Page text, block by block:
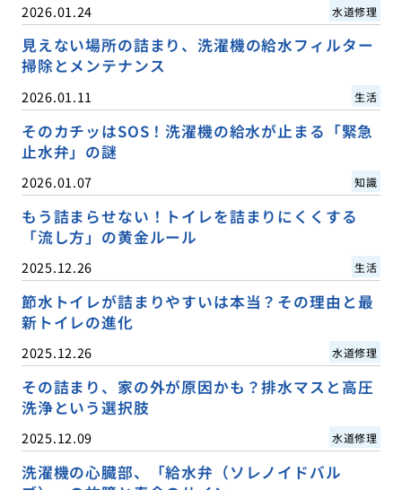
2026.01.24 水道修理
見えない場所の詰まり、洗濯機の給水フィルター
掃除とメンテナンス
2026.01.11 生活
そのカチッはSOS！洗濯機の給水が止まる「緊急
止水弁」の謎
2026.01.07 知識
もう詰まらせない！トイレを詰まりにくくする
「流し方」の黄金ルール
2025.12.26 生活
節水トイレが詰まりやすいは本当？その理由と最
新トイレの進化
2025.12.26 水道修理
その詰まり、家の外が原因かも？排水マスと高圧
洗浄という選択肢
2025.12.09 水道修理
洗濯機の心臓部、「給水弁（ソレノイドバル